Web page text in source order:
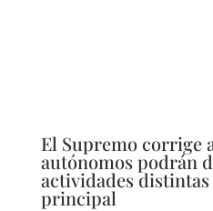
El Supremo corrige
autónomos podrán
actividades distintas
principal